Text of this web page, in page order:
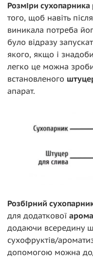
Розміри сухопарника
того, щоб навіть
виникала потреба
було відразу
якого, якщо і
легко це можна
встановленого
апарат.
Розбірний
для додаткової
додаючи всередину
сухофруктів/
допомогою можна